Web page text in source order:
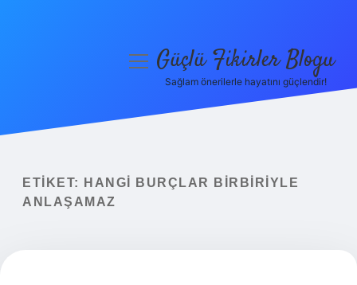
Yasal Uyarı
menüyüGüçlü Fikirler Blogu
Sağlam önerilerle hayatını güçlendir!
ETIKET:
HANGI BURÇLAR BIRBIRIYLE
ANLAŞAMAZ